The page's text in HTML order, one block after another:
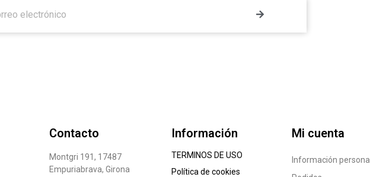
Contacto
Montgri 191, 17487
Empuriabrava, Girona
Información
TERMINOS DE USO
Política de cookies
Mi cuenta
Información personal